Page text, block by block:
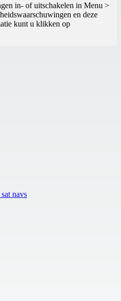
in- of uitschakelen in Menu >
en deze
kunt u klikken op
navs